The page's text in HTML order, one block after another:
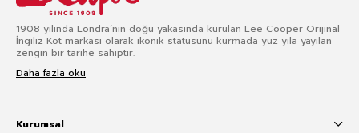
1908 yılında Londra’nın doğu yakasında kurulan Lee Cooper Orijinal
İngiliz Kot markası olarak ikonik statüsünü kurmada yüz yıla yayılan
zengin bir tarihe sahiptir.
Daha fazla oku
Kurumsal